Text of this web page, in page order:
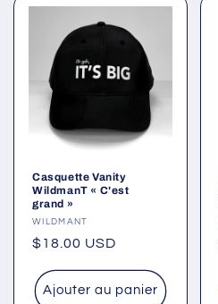
Casquette Vanity
WildmanT « C'est
grand »
Fournisseur :
WILDMANT
Prix
$18.00 USD
Ajouter au panier